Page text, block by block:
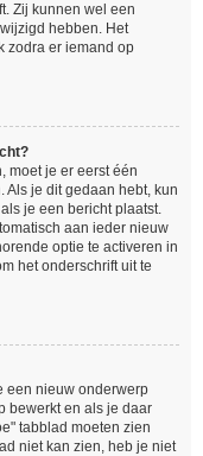
Zij kunnen wel een
hebben. Het
zodra er iemand op
moet je er eerst één
Als je dit gedaan hebt, kun
je een bericht plaatst.
aan ieder nieuw
optie te activeren in
het onderschrift uit te
een nieuw onderwerp
bewerkt en als je daar
tabblad moeten zien
niet kan zien, heb je niet